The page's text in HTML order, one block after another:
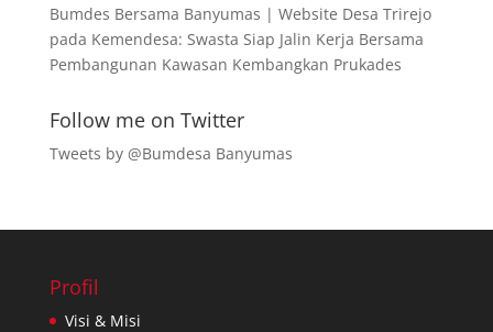
Bumdes Bersama Banyumas | Website Desa Trirejo
pada Kemendesa: Swasta Siap Jalin Kerja Bersama
Pembangunan Kawasan Kembangkan Prukades
Follow me on Twitter
Tweets by @Bumdesa Banyumas
Profil
Visi & Misi